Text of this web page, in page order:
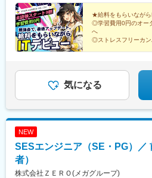
駅、高島町駅、海老名駅(相鉄・小
入谷駅(神奈川県)、逗子・葉山駅
駅、武蔵小杉駅、蒲生駅、リゾー
駅、鬼越駅、栄町駅(千葉県)、東
鳥山駅、内幸町駅、虎ノ門駅、赤
北沢駅、京橋駅(東京都)、小川町
駅、京成関屋駅、京成上野駅、浅
駅、巣鴨新田駅、鬼子母神前駅、
鶯谷駅、御徒町駅、日暮里駅、地
和台駅(東京都)、氷川台駅、小竹
ケ谷駅、桜田門駅、銀座一丁目駅
橋駅、十条駅(東京都)、赤羽駅、
(福岡県)、櫛田神社前駅、呉服町
岡県)、藤崎駅(福岡県)、吉塚駅、
梅田駅、大阪梅田駅(阪急線)、北
駅、大阪天満宮駅、なにわ橋駅、
駅、阿波座駅、西大橋駅、四ツ橋
府)、ＪＲ難波駅、大阪難波駅、
駅(東京メトロ)、高輪ゲートウェ
都)、六本木一丁目駅、水道橋駅
横山駅、初台駅、鮫洲駅、新高島
７F★配属先勤務地例は下記一覧
り駅を考慮し下記以外もご相談可
り／屋内全面禁煙
駅、国分寺駅、立川駅、飯田橋駅
玉川駅、四ツ谷駅、自由が丘駅、
下駅、三軒茶屋駅、荻窪駅、春日
下北沢駅、神田駅(東京都)、横浜
県)、溝の口駅、川崎駅、藤沢駅
駅、橋本駅(神奈川県)、上大岡駅
町駅、センター南駅、大宮駅(埼
ケ谷駅、新浦安駅、京成津田沼駅
浦駅、勝田駅、取手駅、高崎駅、
★給料をもらいなが
◎学習費用0円のオー
へ
◎ストレスフリーカン
気になる
NEW
SESエンジニア（SE・PG）／
者）
株式会社ＺＥＲＯ(メガグループ)